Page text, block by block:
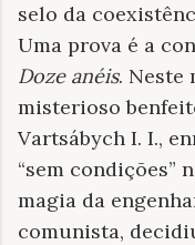
selo da
Uma prova é a
Doze anéis. Neste
misterioso
Vartsábych I. I.,
“sem condições”
magia da
comunista,